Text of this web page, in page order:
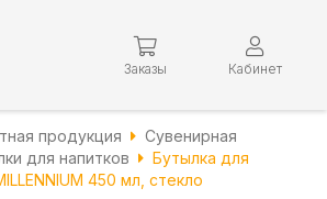
Заказы Кабинет
продукция
Сувенирная
для напитков
Бутылка для
450 мл, стекло